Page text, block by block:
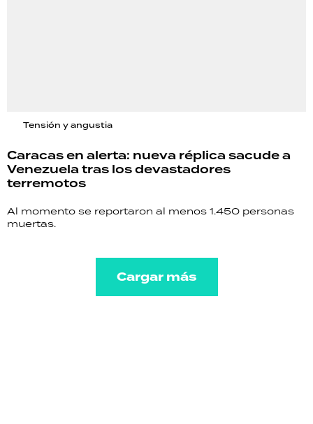
Tensión y angustia
Caracas en alerta: nueva réplica sacude a
Venezuela tras los devastadores
terremotos
Al momento se reportaron al menos 1.450 personas
muertas.
Cargar más